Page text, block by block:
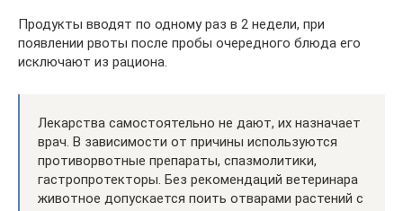
Продукты вводят по одному раз в 2 недели, при
появлении рвоты после пробы очередного блюда его
исключают из рациона.
Лекарства самостоятельно не дают, их назначает
врач. В зависимости от причины используются
противорвотные препараты, спазмолитики,
гастропротекторы. Без рекомендаций ветеринара
животное допускается поить отварами растений с